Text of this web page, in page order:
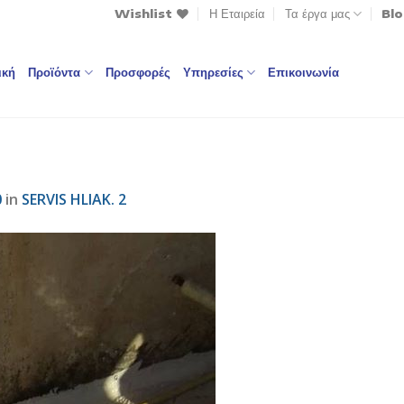
Wishlist Η Εταιρεία Τα έργα μας
Προϊόντα Προσφορές Υπηρεσίες Επικοινωνία
in SERVIS HLIAK. 2